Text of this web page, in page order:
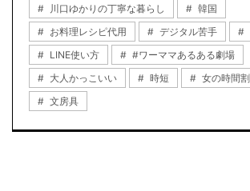
川口ゆかりの丁寧な暮らし
韓国
お料理レシピ代用
デジタル苦手
LINE使い方
#ワーママあるある劇場
大人かっこいい
時短 女の時間割
文房具